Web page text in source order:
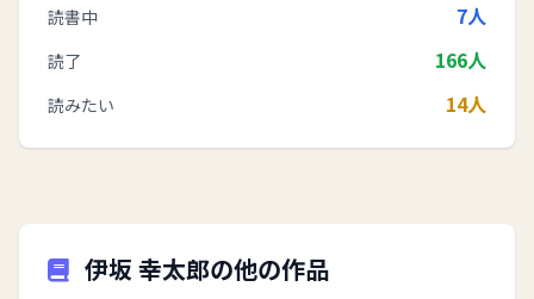
読書中 7人
読了 166人
読みたい 14人
伊坂 幸太郎の他の作品